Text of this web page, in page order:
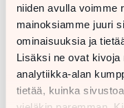
niiden avulla voimme
mainoksiamme juuri
ominaisuuksia ja
Lisäksi ne ovat
analytiikka-alan
tietää, kuinka